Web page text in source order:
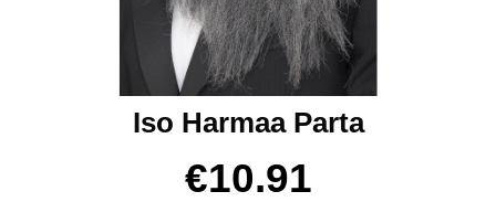
Iso Harmaa Parta
hinta
€10.91